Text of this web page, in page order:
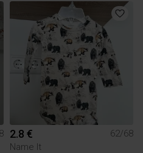
2.8 €
62/68
Name It